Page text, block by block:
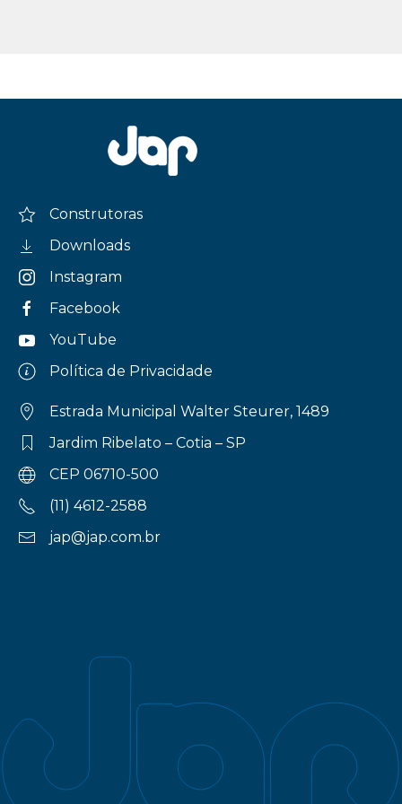
Construtoras
Downloads
Instagram
Facebook
YouTube
Política de Privacidade
Estrada Municipal Walter Steurer, 1489
Jardim Ribelato – Cotia – SP
CEP 06710-500
(11) 4612-2588
jap@jap.com.br